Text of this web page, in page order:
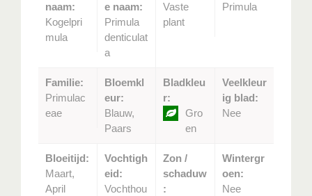
naam:
Kogelpri
mula
e naam:
Primula
denticulat
a
Vaste
plant
Primula
Familie:
Primulac
eae
Bloemkl
eur:
Blauw,
Paars
Bladkleu
r:
Gro
en
Veelkleur
ig blad:
Nee
Bloeitijd:
Maart,
April
Vochtigh
eid:
Vochthou
Zon /
schaduw
:
Wintergr
oen:
Nee